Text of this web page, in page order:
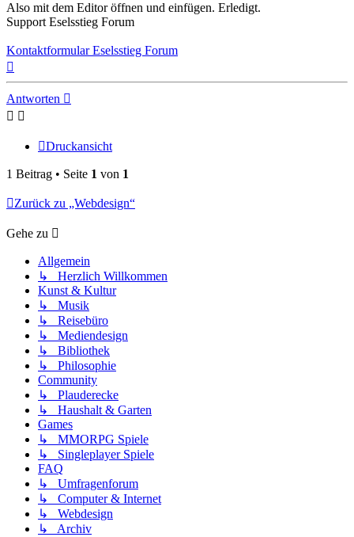
Also mit dem Editor öffnen und einfügen. Erledigt.
Support Eselsstieg Forum
Kontaktformular Eselsstieg Forum
oben
Antworten
Druckansicht
1 Beitrag • Seite 1 von 1
Zurück zu „Webdesign“
Gehe zu
Allgemein
↳ Herzlich Willkommen
Kunst & Kultur
↳ Musik
↳ Reisebüro
↳ Mediendesign
↳ Bibliothek
↳ Philosophie
Community
↳ Plauderecke
↳ Haushalt & Garten
Games
↳ MMORPG Spiele
↳ Singleplayer Spiele
FAQ
↳ Umfragenforum
↳ Computer & Internet
↳ Webdesign
↳ Archiv